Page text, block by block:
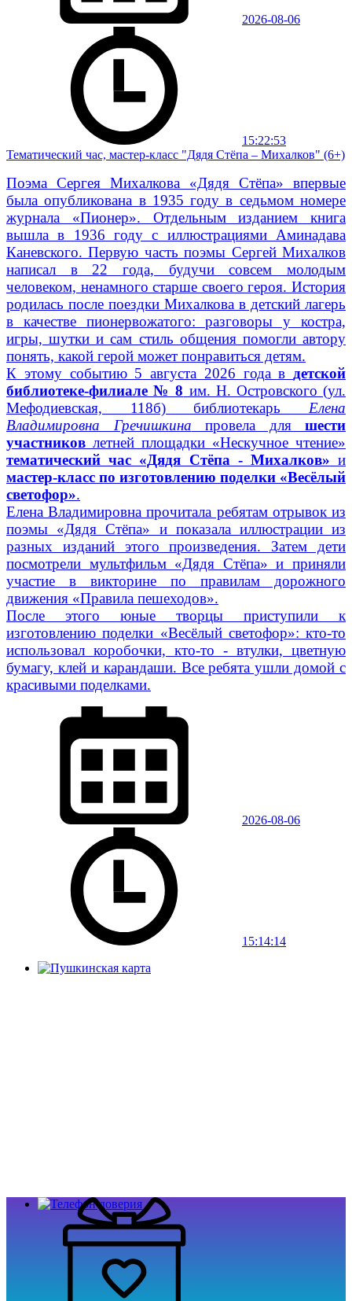
2026-08-06
15:22:53
Тематический час, мастер-класс "Дядя Стёпа – Михалков" (6+)
Поэма Сергея Михалкова «Дядя Стёпа» впервые
была опубликована в 1935 году в седьмом номере
журнала «Пионер». Отдельным изданием книга
вышла в 1936 году с иллюстрациями Аминадава
Каневского. Первую часть поэмы Сергей Михалков
написал в 22 года, будучи совсем молодым
человеком, ненамного старше своего героя. История
родилась после поездки Михалкова в детский лагерь
в качестве пионервожатого: разговоры у костра,
игры, шутки и сам стиль общения помогли автору
понять, какой герой может понравиться детям.
К этому событию 5 августа 2026 года в детской
библиотеке-филиале № 8 им. Н. Островского (ул.
Мефодиевская, 118б) библиотекарь Елена
Владимировна Гречишкина провела для шести
участников летней площадки «Нескучное чтение»
тематический час «Дядя Стёпа - Михалков» и
мастер-класс по изготовлению поделки «Весёлый
светофор».
Елена Владимировна прочитала ребятам отрывок из
поэмы «Дядя Стёпа» и показала иллюстрации из
разных изданий этого произведения. Затем дети
посмотрели мультфильм «Дядя Стёпа» и приняли
участие в викторине по правилам дорожного
движения «Правила пешеходов».
После этого юные творцы приступили к
изготовлению поделки «Весёлый светофор»: кто-то
использовал коробочки, кто-то - втулки, цветную
бумагу, клей и карандаши. Все ребята ушли домой с
красивыми поделками.
2026-08-06
15:14:14